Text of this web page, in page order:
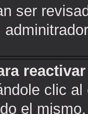
ser
clic
el